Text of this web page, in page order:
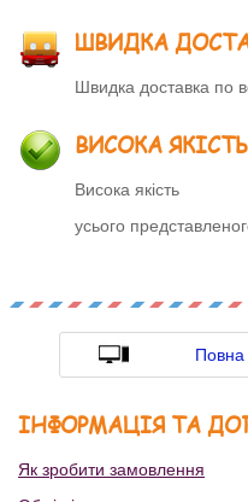
ШВИДКА
Швидка доставка по
ВИСОКА ЯКІСТЬ
Висока якість
усього
Повна
ІНФОРМАЦІЯ ТА
Як зробити замовлення